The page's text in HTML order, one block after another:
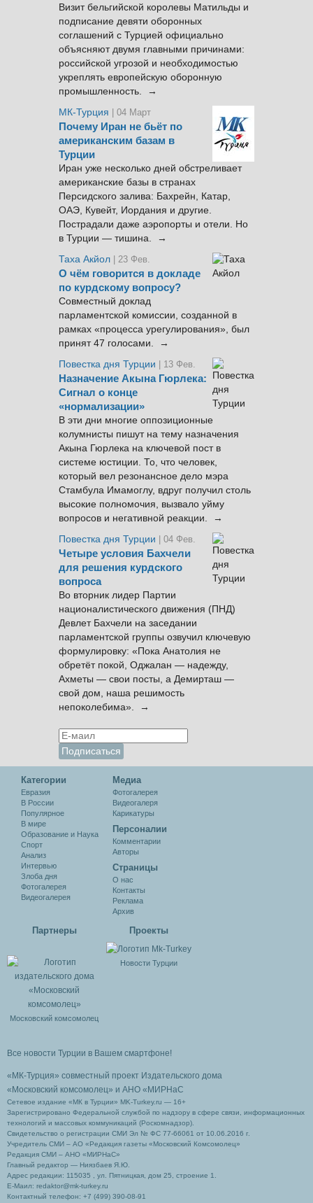
Визит бельгийской королевы Матильды и
подписание девяти оборонных
соглашений с Турцией официально
объясняют двумя главными причинами:
российской угрозой и необходимостью
укреплять европейскую оборонную
промышленность. →
МК-Турция
| 04 Март
Почему Иран не бьёт по
американским базам в
Турции
Иран уже несколько дней обстреливает
американские базы в странах
Персидского залива: Бахрейн, Катар,
ОАЭ, Кувейт, Иордания и другие.
Пострадали даже аэропорты и отели. Но
в Турции — тишина. →
Таха Акйол | 23 Фев.
О чём говорится в докладе
по курдскому вопросу?
Совместный доклад
парламентской комиссии, созданной в
рамках «процесса урегулирования», был
принят 47 голосами. →
Повестка дня Турции
| 13 Фев.
Назначение Акына Гюрлека:
Сигнал о конце
«нормализации»
В эти дни многие оппозиционные
колумнисты пишут на тему назначения
Акына Гюрлека на ключевой пост в
системе юстиции. То, что человек,
который вел резонансное дело мэра
Стамбула Имамоглу, вдруг получил столь
высокие полномочия, вызвало уйму
вопросов и негативной реакции. →
Повестка дня Турции
| 04 Фев.
Четыре условия Бахчели
для решения курдского
вопроса
Во вторник лидер Партии
националистического движения (ПНД)
Девлет Бахчели на заседании
парламентской группы озвучил ключевую
формулировку: «Пока Анатолия не
обретёт покой, Оджалан — надежду,
Ахметы — свои посты, а Демирташ —
свой дом, наша решимость
непоколебима». →
Категории
Евразия
В России
Популярное
В мире
Образование и Наука
Спорт
Анализ
Интервью
Злоба дня
Фотогалерея
Видеогалерея
Медиа
Фотогалерея
Видеогалеря
Карикатуры
Персоналии
Комментарии
Авторы
Cтраницы
О нас
Контакты
Реклама
Архив
Партнеры
Московский комсомолец
Проекты
Новости Турции
Все новости Турции в Вашем смартфоне!
«МК-Турция» совместный проект Издательского дома
«Московский комсомолец» и АНО «МИРНаС
Сетевое издание «МК в Турции» MK-Turkey.ru — 16+
Зарегистрировано Федеральной службой по надзору в сфере связи, информационных
технологий и массовых коммуникаций (Роскомнадзор).
Свидетельство о регистрации СМИ Эл № ФС 77-66061 от 10.06.2016 г.
Учредитель СМИ – АО «Редакция газеты «Московский Комсомолец»
Редакция СМИ – АНО «МИРНаС»
Главный редактор — Ниязбаев Я.Ю.
Адрес редакции: 115035 , ул. Пятницкая, дом 25, строение 1.
Е-Маил: redaktor@mk-turkey.ru
Контактный телефон: +7 (499) 390-08-91